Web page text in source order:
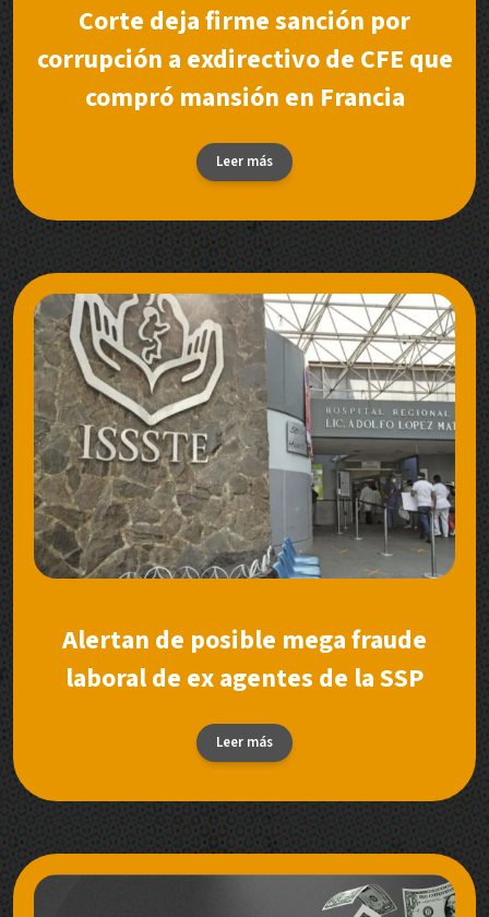
Corte deja firme sanción por
corrupción a exdirectivo de CFE que
compró mansión en Francia
Leer más
Alertan de posible mega fraude
laboral de ex agentes de la SSP
Leer más